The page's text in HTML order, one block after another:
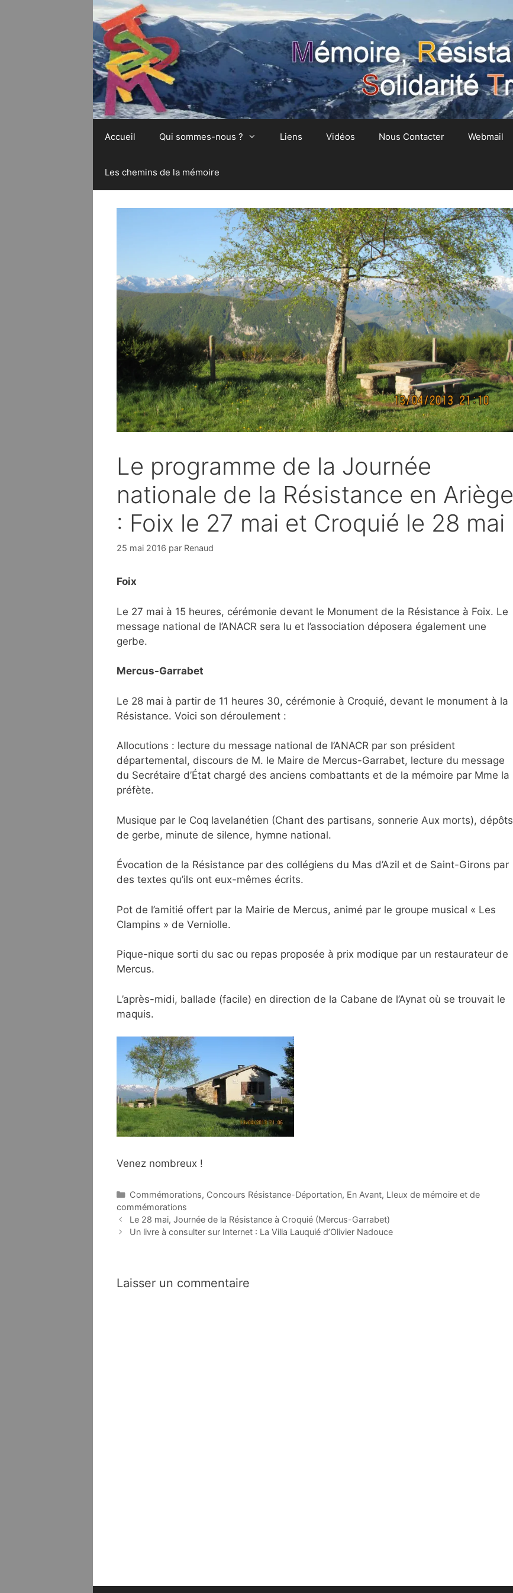
Accueil Qui sommes-nous ? Liens Vidéos Nous Contacter Webmail
Les chemins de la mémoire
Le programme de la Journée
nationale de la Résistance en Ariège
: Foix le 27 mai et Croquié le 28 mai
25 mai 2016 par Renaud
Foix
Le 27 mai à 15 heures, cérémonie devant le Monument de la Résistance à Foix. Le
message national de l’ANACR sera lu et l’association déposera également une
gerbe.
Mercus-Garrabet
Le 28 mai à partir de 11 heures 30, cérémonie à Croquié, devant le monument à la
Résistance. Voici son déroulement :
Allocutions : lecture du message national de l’ANACR par son président
départemental, discours de M. le Maire de Mercus-Garrabet, lecture du message
du Secrétaire d’État chargé des anciens combattants et de la mémoire par Mme la
préfète.
Musique par le Coq lavelanétien (Chant des partisans, sonnerie Aux morts), dépôts
de gerbe, minute de silence, hymne national.
Évocation de la Résistance par des collégiens du Mas d’Azil et de Saint-Girons par
des textes qu’ils ont eux-mêmes écrits.
Pot de l’amitié offert par la Mairie de Mercus, animé par le groupe musical « Les
Clampins » de Verniolle.
Pique-nique sorti du sac ou repas proposée à prix modique par un restaurateur de
Mercus.
L’après-midi, ballade (facile) en direction de la Cabane de l’Aynat où se trouvait le
maquis.
Venez nombreux !
Catégories
Commémorations, Concours Résistance-Déportation, En Avant, LIeux de mémoire et de
commémorations
Navigation
des
Le 28 mai, Journée de la Résistance à Croquié (Mercus-Garrabet)
Un livre à consulter sur Internet : La Villa Lauquié d’Olivier Nadouce
Laisser un commentaire